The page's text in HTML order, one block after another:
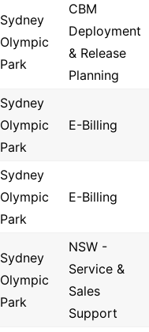
Sydney
Olympic
Park
CBM
Deployment
& Release
Planning
Sydney
Olympic
Park
E-Billing
Sydney
Olympic
Park
E-Billing
Sydney
Olympic
Park
NSW -
Service &
Sales
Support